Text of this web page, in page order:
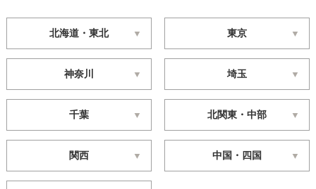
北海道・東北 東京
神奈川 埼玉
千葉 北関東・中部
関西 中国・四国